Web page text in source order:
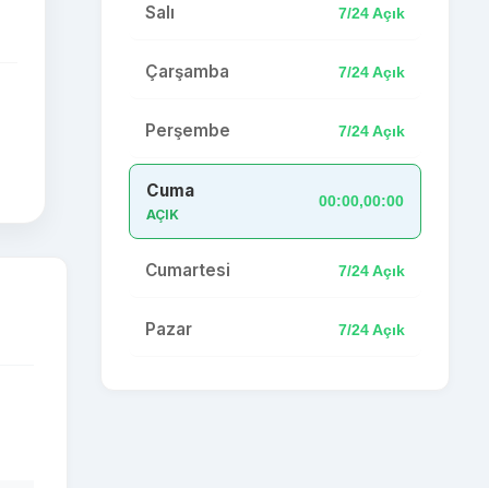
Salı 7/24 Açık
Çarşamba 7/24 Açık
Perşembe 7/24 Açık
Cuma
AÇIK
00:00,00:00
Cumartesi 7/24 Açık
Pazar 7/24 Açık